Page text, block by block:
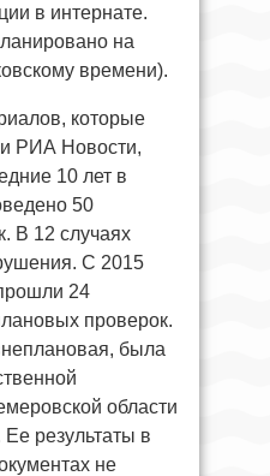
в интернате.
на
времени).
которые
РИА Новости,
10 лет в
50
В 12 случаях
С 2015
24
проверок.
была
области
Ее результаты в
не